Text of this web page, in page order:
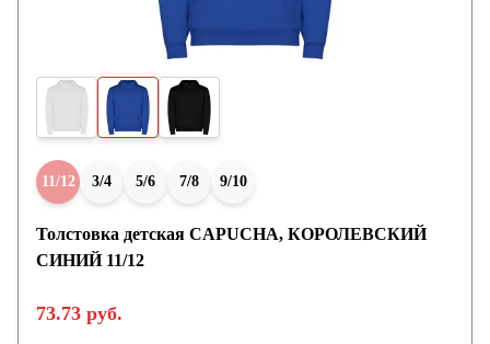
11/12 3/4 5/6 7/8 9/10
Толстовка детская CAPUCHA, КОРОЛЕВСКИЙ
СИНИЙ 11/12
73.73 руб.